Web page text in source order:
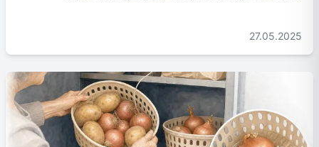
27.05.2025